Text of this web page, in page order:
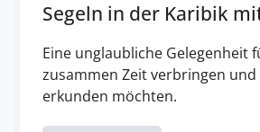
Segeln in der Karibik
Eine unglaubliche Gelegenheit
zusammen Zeit verbringen und
erkunden möchten.